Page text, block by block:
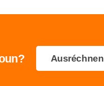
Ausréchnen